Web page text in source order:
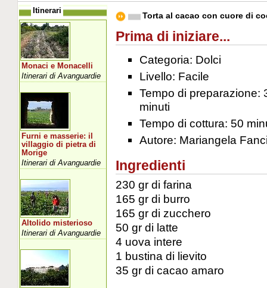
Torta al cacao con cuore di
Prima di iniziare...
Categoria: Dolci
Livello: Facile
Tempo di preparazione:
minuti
Tempo di cottura: 50
Autore: Mariangela
Ingredienti
230 gr di farina
165 gr di burro
165 gr di zucchero
50 gr di latte
4 uova intere
1 bustina di lievito
35 gr di cacao amaro
Itinerari
Monaci e Monacelli
Itinerari di Avanguardie
Furni e masserie: il
villaggio di pietra di
Morige
Itinerari di Avanguardie
Altolido misterioso
Itinerari di Avanguardie